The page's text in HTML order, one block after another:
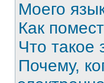
Моего
Как
Что такое
Почему,